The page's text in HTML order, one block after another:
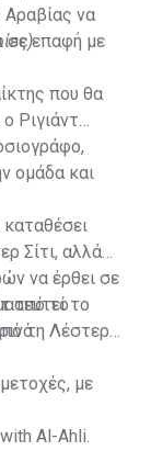
Αραβίας να
σε επαφή με
που θα
Ριγιάντ
ομάδα και
Σίτι, αλλά
να έρθει σε
το
από το
τη Λέστερ
με
Al-Ahli.